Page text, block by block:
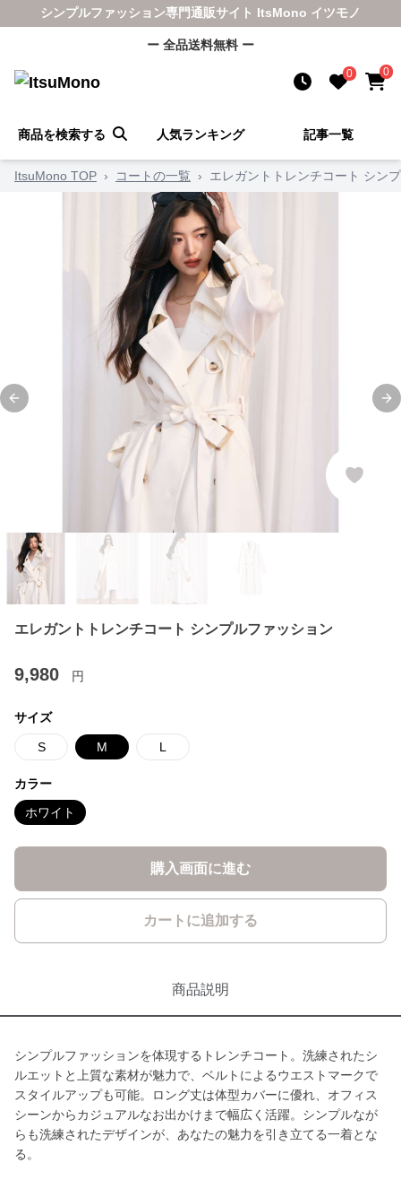
シンプルファッション専門通販サイト ItsMono イツモノ
ー 全品送料無料 ー
0 0
商品を検索する 人気ランキング 記事一覧
ItsuMono TOP › コートの一覧 › エレガントトレンチコート シン
Previous slide
エレガントトレンチコート シンプルファッション
9,980 円
サイズ
S M L
カラー
ホワイト
購入画面に進む
カートに追加する
商品説明
シンプルファッションを体現するトレンチコート。洗練されたシ
ルエットと上質な素材が魅力で、ベルトによるウエストマークで
スタイルアップも可能。ロング丈は体型カバーに優れ、オフィス
シーンからカジュアルなお出かけまで幅広く活躍。シンプルなが
らも洗練されたデザインが、あなたの魅力を引き立てる一着とな
る。